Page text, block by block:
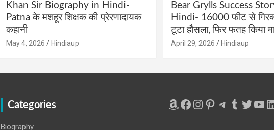
Khan Sir Biography in Hindi-
Patna के मशहूर शिक्षक की प्रेरणादायक
कहानी
May 4, 2026 Hindiaup
Bear Grylls Success
Hindi- 16000 फीट से
टूटा हौसला, फिर फतह किया
April 29, 2026 Hindiaup
Categories
Biography
Amazon
Facebook
Instagram
Pinterest
Telegram
Tumblr